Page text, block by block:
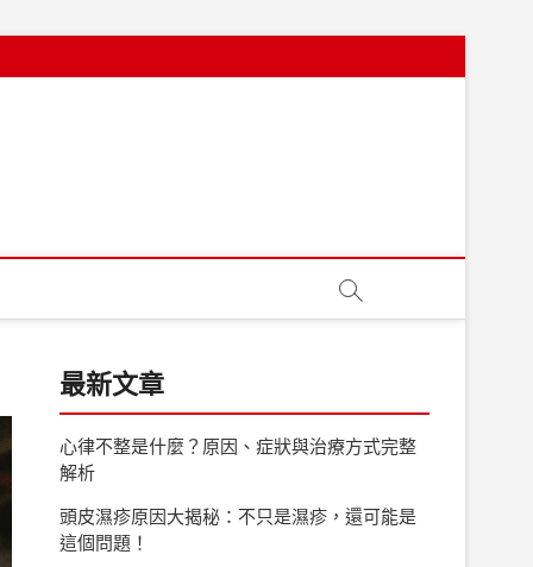
最新文章
心律不整是什麼？原因、症狀與治療方式完整
解析
頭皮濕疹原因大揭秘：不只是濕疹，還可能是
這個問題！